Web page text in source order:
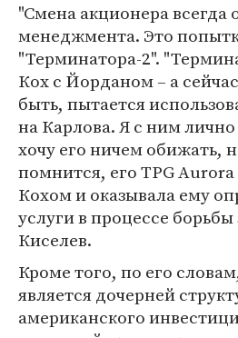
"Смена акционера всегда
менеджмента. Это
"Терминатора-2".
Кох с Йорданом – а
быть, пытается
на Карлова. Я с ним
хочу его ничем обижать,
помнится, его TPG Aurora
Кохом и оказывала ему
услуги в процессе борьбы
Киселев.
Кроме того, по его
является дочерней
американского